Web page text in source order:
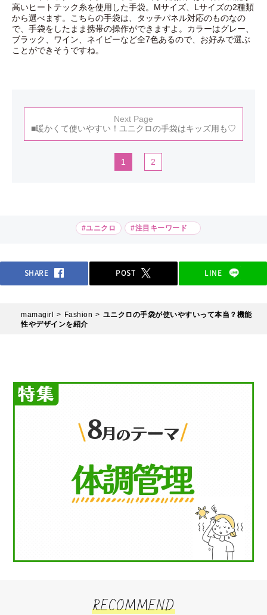
高いヒートテック糸を使用した手袋。Mサイズ、Lサイズの2種類
から選べます。こちらの手袋は、タッチパネル対応のものなの
で、手袋をしたまま携帯の操作ができますよ。カラーはグレー、
ブラック、ワイン、ネイビーなど全7色あるので、お好みで選ぶ
ことができそうですね。
Next Page
■暖かくて使いやすい！ユニクロの手袋はキッズ用も♡
1 2
#ユニクロ #注目キーワード
SHARE POST LINE
mamagirl Fashion
ユニクロの手袋が使いやすいって本当？機能
性やデザインを紹介
RECOMMEND